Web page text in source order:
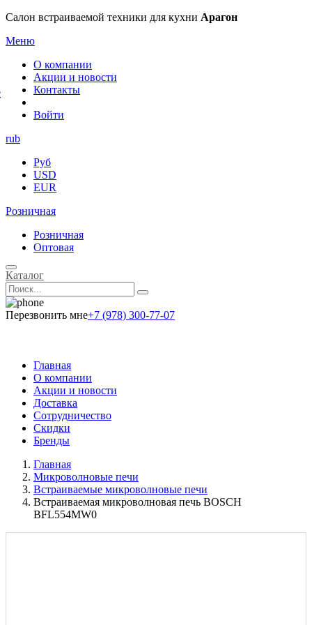
Салон встраиваемой техники для кухни Арагон
Меню
О компании
Акции и новости
Контакты
Войти
rub
Руб
USD
EUR
Розничная
Розничная
Оптовая
Каталог
Перезвонить мне+7 (978) 300-77-07
Главная
О компании
Акции и новости
Доставка
Сотрудничество
Скидки
Бренды
Главная
Микроволновые печи
Встраиваемые микроволновые печи
Встраиваемая микроволновая печь BOSCH
BFL554MW0